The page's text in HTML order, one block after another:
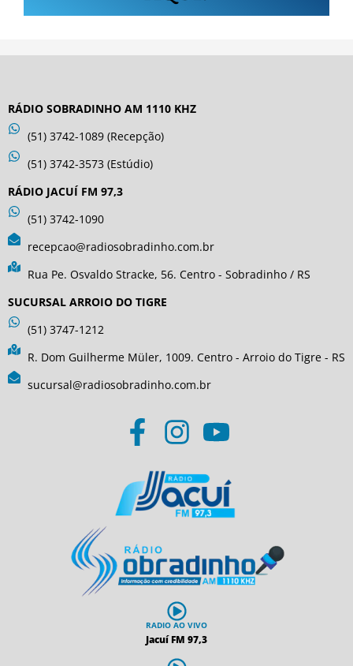
RÁDIO SOBRADINHO AM 1110 KHZ
(51) 3742-1089 (Recepção)
(51) 3742-3573 (Estúdio)
RÁDIO JACUÍ FM 97,3
(51) 3742-1090
recepcao@radiosobradinho.com.br
Rua Pe. Osvaldo Stracke, 56. Centro - Sobradinho / RS
SUCURSAL ARROIO DO TIGRE
(51) 3747-1212
R. Dom Guilherme Müler, 1009. Centro - Arroio do Tigre - RS
sucursal@radiosobradinho.com.br
RADIO AO VIVO
Jacuí FM 97,3